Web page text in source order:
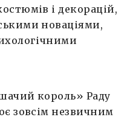
і декорацій,
новаціями,
король» Раду
зовсім незвичним